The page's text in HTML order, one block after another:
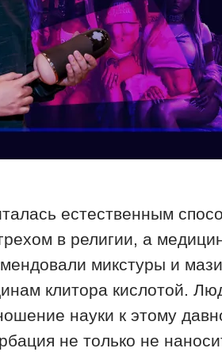
естественным
в религии, а
микстуры и
клитора кислотой.
науки к этому
не только не